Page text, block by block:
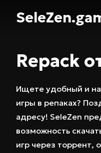
Repack
Ищете удобный и
игры в репаках?
адресу! SeleZen
возможность
игр через торрент,